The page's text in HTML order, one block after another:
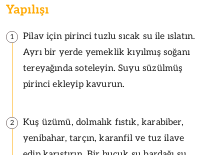
Yapılışı
1
Pilav için pirinci tuzlu sıcak su ile ıslatın.
Ayrı bir yerde yemeklik kıyılmış soğanı
tereyağında soteleyin. Suyu süzülmüş
pirinci ekleyip kavurun.
2
Kuş üzümü, dolmalık fıstık, karabiber,
yenibahar, tarçın, karanfil ve tuz ilave